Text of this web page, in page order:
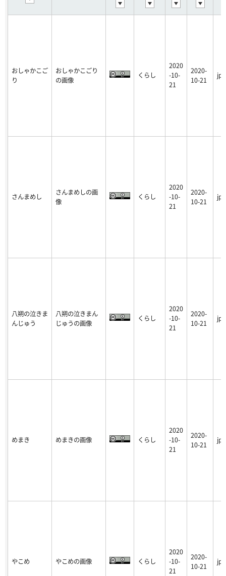
おしゃかこご
り
おしゃかこごり
の画像
くらし
2020
-10-
21
2020-
10-21
jpg
さんまめし
さんまめしの画
像
くらし
2020
-10-
21
2020-
10-21
jpg
八朔の泣きま
んじゅう
八朔の泣きまん
じゅうの画像
くらし
2020
-10-
21
2020-
10-21
jpg
めまき めまきの画像 くらし
2020
-10-
21
2020-
10-21
jpg
やこめ やこめの画像 くらし
2020
-10-
21
2020-
10-21
jpg